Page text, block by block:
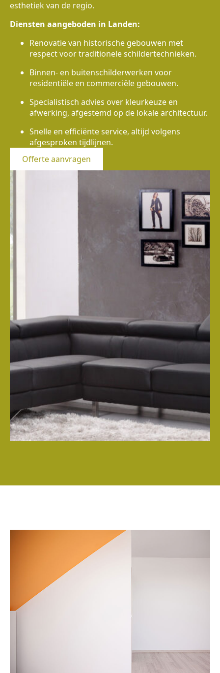
esthetiek van de regio.
Diensten aangeboden in Landen:
Renovatie van historische gebouwen met
respect voor traditionele schildertechnieken.
Binnen- en buitenschilderwerken voor
residentiële en commerciële gebouwen.
Specialistisch advies over kleurkeuze en
afwerking, afgestemd op de lokale architectuur.
Snelle en efficiënte service, altijd volgens
afgesproken tijdlijnen.
Offerte aanvragen